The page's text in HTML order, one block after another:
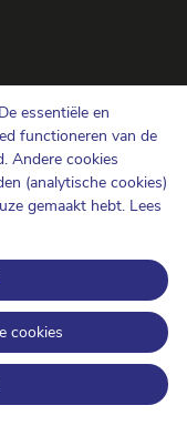
essentiële en
functioneren van de
Andere cookies
(analytische cookies)
gemaakt hebt. Lees
cookies